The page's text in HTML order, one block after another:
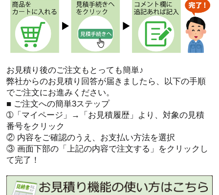
お見積り後のご注文もとっても簡単♪
弊社からのお見積り回答が届きましたら、以下の手順
でご注文にお進みください。
■ ご注文への簡単3ステップ
➀「マイページ」→「お見積履歴」より、対象の見積
番号をクリック
② 内容をご確認のうえ、お支払い方法を選択
③ 画面下部の「上記の内容で注文する」をクリックし
て完了！